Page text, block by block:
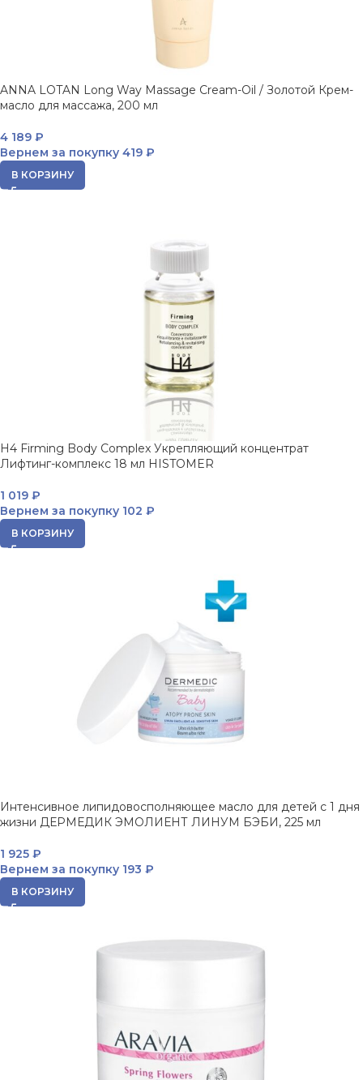
ANNA LOTAN Long Way Massage Cream-Oil / Золотой Крем-
масло для массажа, 200 мл
4 189 ₽
Вернем за покупку 419 ₽
В КОРЗИНУ
H4 Firming Body Complex Укрепляющий концентрат
Лифтинг-комплекс 18 мл HISTOMER
1 019 ₽
Вернем за покупку 102 ₽
В КОРЗИНУ
Интенсивное липидовосполняющее масло для детей с 1 дня
жизни ДЕРМЕДИК ЭМОЛИЕНТ ЛИНУМ БЭБИ, 225 мл
1 925 ₽
Вернем за покупку 193 ₽
В КОРЗИНУ